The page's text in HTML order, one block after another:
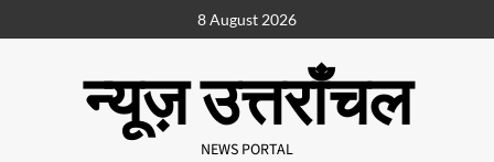
8 August 2026
न्यूज़ उत्तराँचल
NEWS PORTAL